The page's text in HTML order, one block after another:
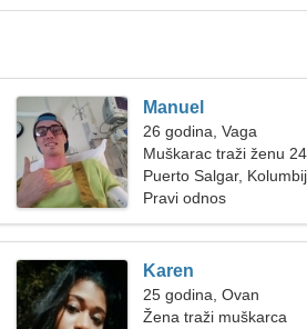
Manuel
26 godina, Vaga
Muškarac traži ženu
Puerto Salgar,
Pravi odnos
Karen
25 godina, Ovan
Žena traži muškarca